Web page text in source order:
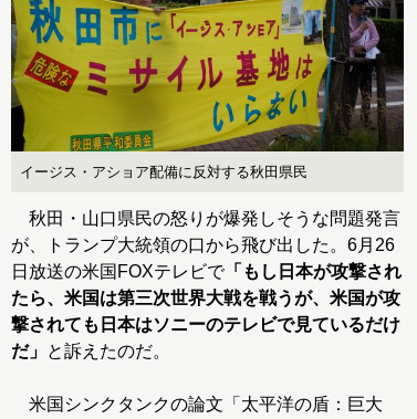
イージス・アショア配備に反対する秋田県民
秋田・山口県民の怒りが爆発しそうな問題発言
が、トランプ大統領の口から飛び出した。6月26
日放送の米国FOXテレビで「もし日本が攻撃され
たら、米国は第三次世界大戦を戦うが、米国が攻
撃されても日本はソニーのテレビで見ているだけ
だ」 と訴えたのだ。
米国シンクタンクの論文「太平洋の盾：巨大